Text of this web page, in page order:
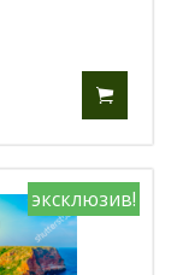
эксклюзив!